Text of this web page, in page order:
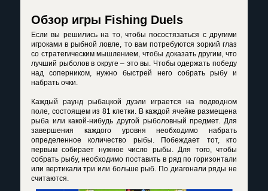
Обзор игры Fishing Duels
Если вы решились на то, чтобы посостязаться с другими
игроками в рыбной ловле, то вам потребуются зоркий глаз
со стратегическим мышлением, чтобы доказать другим, что
лучший рыболов в округе – это вы. Чтобы одержать победу
над соперником, нужно быстрей него собрать рыбу и
набрать очки.
Каждый раунд рыбацкой дуэли играется на подводном
поле, состоящем из 81 клетки. В каждой ячейке размещена
рыба или какой-нибудь другой рыболовный предмет. Для
завершения каждого уровня необходимо набрать
определенное количество рыбы. Побеждает тот, кто
первым собирает нужное число рыбы. Для того, чтобы
собрать рыбу, необходимо поставить в ряд по горизонтали
или вертикали три или больше рыб. По диагонали ряды не
считаются.